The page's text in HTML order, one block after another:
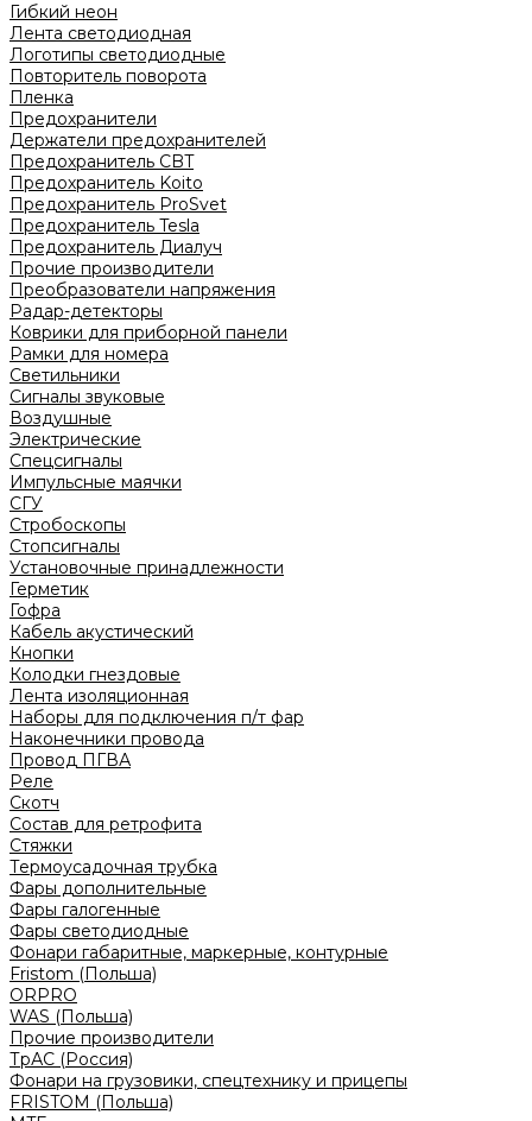
Гибкий неон
Лента светодиодная
Логотипы светодиодные
Повторитель поворота
Пленка
Предохранители
Держатели предохранителей
Предохранитель CBT
Предохранитель Koito
Предохранитель ProSvet
Предохранитель Tesla
Предохранитель Диалуч
Прочие производители
Преобразователи напряжения
Радар-детекторы
Коврики для приборной панели
Рамки для номера
Светильники
Сигналы звуковые
Воздушные
Электрические
Спецсигналы
Импульсные маячки
СГУ
Стробоскопы
Стопсигналы
Установочные принадлежности
Герметик
Гофра
Кабель акустический
Кнопки
Колодки гнездовые
Лента изоляционная
Наборы для подключения п/т фар
Наконечники провода
Провод ПГВА
Реле
Скотч
Состав для ретрофита
Стяжки
Термоусадочная трубка
Фары дополнительные
Фары галогенные
Фары светодиодные
Фонари габаритные, маркерные, контурные
Fristom (Польша)
ORPRO
WAS (Польша)
Прочие производители
ТрАС (Россия)
Фонари на грузовики, спецтехнику и прицепы
FRISTOM (Польша)